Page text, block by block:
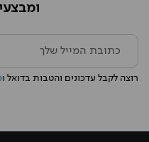
רוצה לקבל עדכונים והטבות בדואל ו